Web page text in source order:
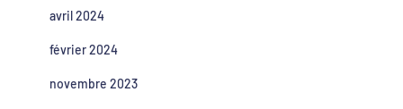
avril 2024
février 2024
novembre 2023